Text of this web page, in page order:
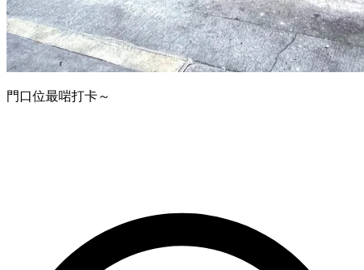
門口位最啱打卡～